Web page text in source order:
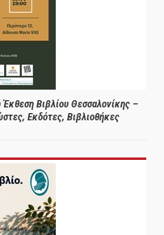
Βιβλίου Θεσσαλονίκης –
Εκδότες, Βιβλιοθήκες